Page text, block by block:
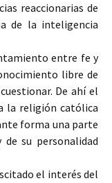
reaccionarias de
de la inteligencia
entre fe y
libre de
De ahí el
la religión católica
forma una parte
de su personalidad
el interés del